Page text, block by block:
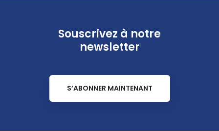
Souscrivez à notre
newsletter
S’ABONNER MAINTENANT